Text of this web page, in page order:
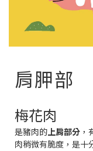
肩胛部
梅花肉
是豬肉的上肩部分 ，
肉稍微有脆度，是十